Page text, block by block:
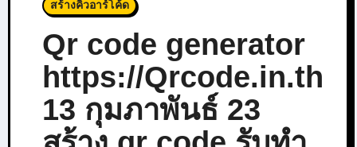
สร้างคิวอาร์โค้ด
Qr code generator
https://Qrcode.in.th
13 กุมภาพันธ์ 23